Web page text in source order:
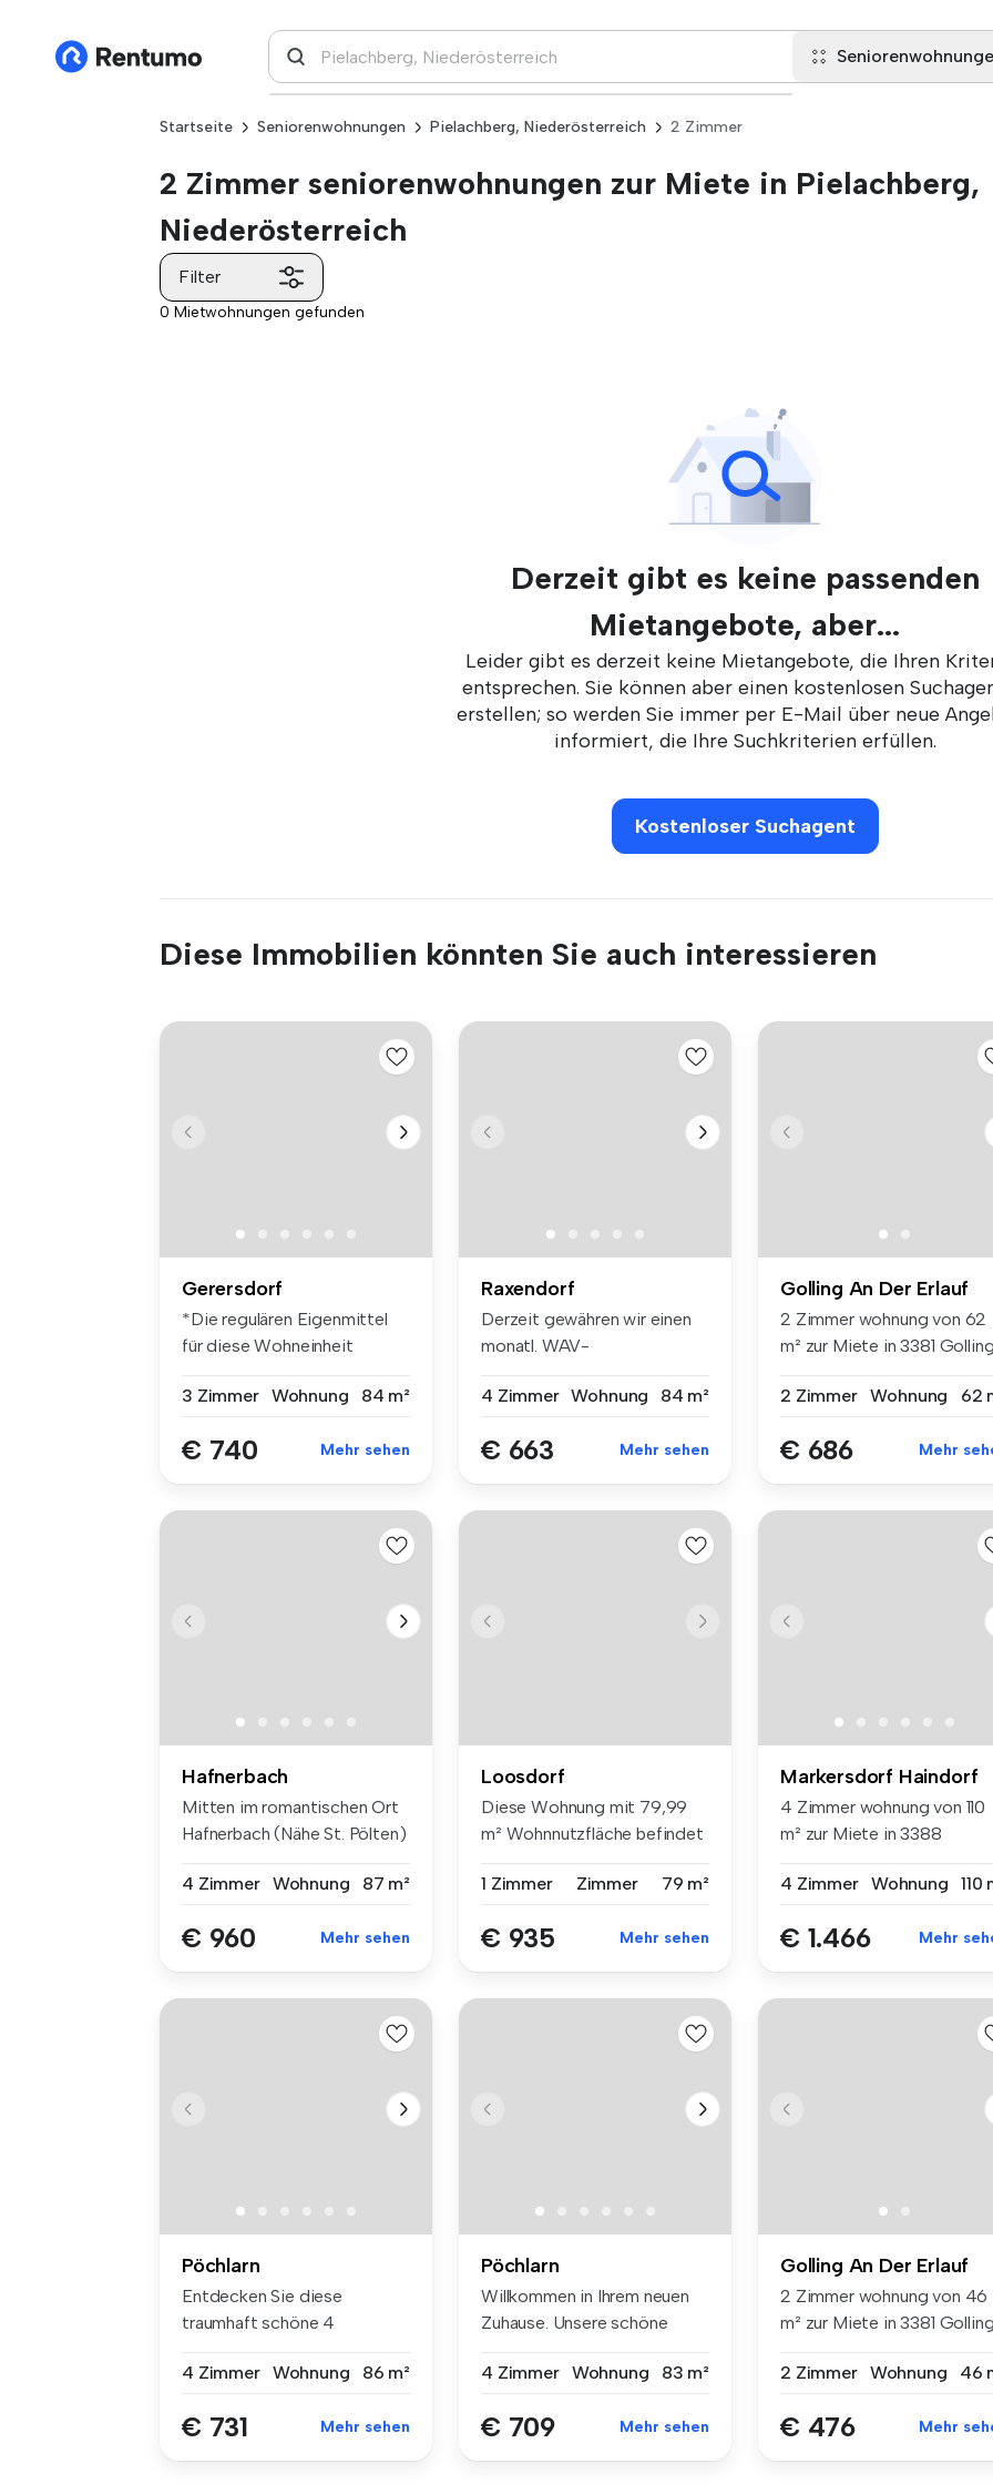
Startseite Seniorenwohnungen Pielachberg, Niederösterreich 2 Zimmer
2 Zimmer seniorenwohnungen zur Miete in Pielachberg,
Niederösterreich
Filter
0 Mietwohnungen gefunden
Derzeit gibt es keine passenden
Mietangebote, aber...
Leider gibt es derzeit keine Mietangebote, die Ihren
entsprechen. Sie können aber einen kostenlosen
erstellen; so werden Sie immer per E-Mail über neue
informiert, die Ihre Suchkriterien erfüllen.
Kostenloser Suchagent
Diese Immobilien könnten Sie auch interessieren
Gerersdorf
*Die regulären Eigenmittel
für diese Wohneinheit
3 Zimmer Wohnung 84 m²
€ 740 Mehr sehen
Raxendorf
Derzeit gewähren wir einen
monatl. WAV-
4 Zimmer Wohnung 84 m²
€ 663 Mehr sehen
Golling An Der Erlauf
2 Zimmer wohnung von 62
m² zur Miete in 3381
2 Zimmer
Wohnung 62
€ 686 Mehr
Hafnerbach
Mitten im romantischen Ort
Hafnerbach (Nähe St. Pölten)
4 Zimmer Wohnung 87 m²
€ 960 Mehr sehen
Loosdorf
Diese Wohnung mit 79,99
m² Wohnnutzfläche befindet
1 Zimmer
Zimmer 79 m²
€ 935 Mehr sehen
Markersdorf Haindorf
4 Zimmer wohnung von 110
m² zur Miete in 3388
4 Zimmer Wohnung 110
€ 1.466 Mehr
Pöchlarn
Entdecken Sie diese
traumhaft schöne 4
4 Zimmer Wohnung 86 m²
€ 731 Mehr sehen
Pöchlarn
Willkommen in Ihrem neuen
Zuhause. Unsere schöne
4 Zimmer Wohnung 83 m²
€ 709 Mehr sehen
Golling An Der Erlauf
2 Zimmer wohnung von 46
m² zur Miete in 3381
2 Zimmer Wohnung 46
€ 476 Mehr